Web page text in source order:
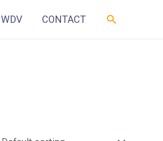
CONTACT Zoeken